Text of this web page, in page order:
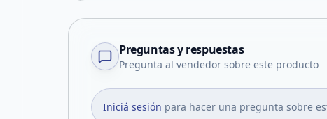
Preguntas y respuestas
Pregunta al vendedor sobre este producto
Iniciá sesión para hacer una pregunta sobre